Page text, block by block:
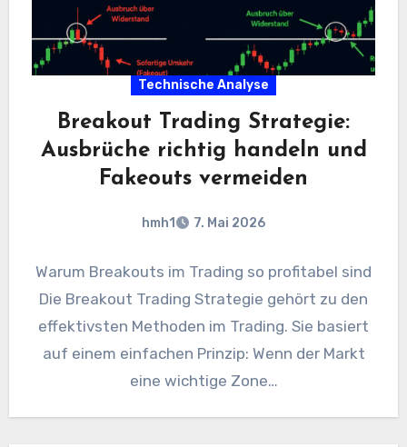
Technische Analyse
Breakout Trading Strategie:
Ausbrüche richtig handeln und
Fakeouts vermeiden
hmh1 7. Mai 2026
Warum Breakouts im Trading so profitabel sind
Die Breakout Trading Strategie gehört zu den
effektivsten Methoden im Trading. Sie basiert
auf einem einfachen Prinzip: Wenn der Markt
eine wichtige Zone…